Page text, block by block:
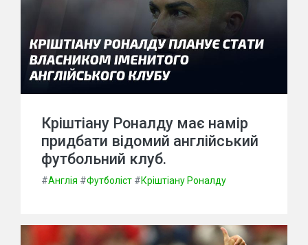
Кріштіану Роналду має намір
придбати відомий англійський
футбольний клуб.
#Англія #Футболіст #Кріштіану Роналду